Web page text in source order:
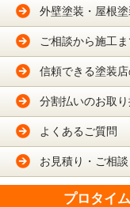
外壁塗装・屋根
ご相談から施工
信頼できる塗装
分割払いのお取
よくあるご質問
お見積り・ご相
プロタイ